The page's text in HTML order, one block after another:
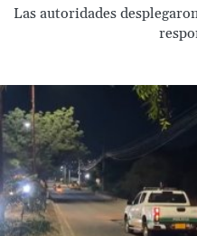
Las autoridades